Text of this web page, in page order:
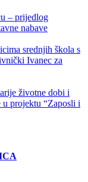
– prijedlog
nabave
srednjih škola s
Ivanec za
životne dobi i
u projektu “Zaposli i